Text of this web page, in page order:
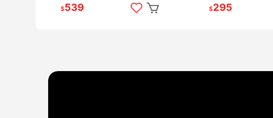
乾 無糖 【甜園】
$539
乾 【甜園】
$295